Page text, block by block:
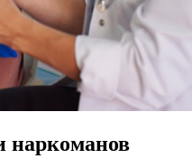
наркоманов